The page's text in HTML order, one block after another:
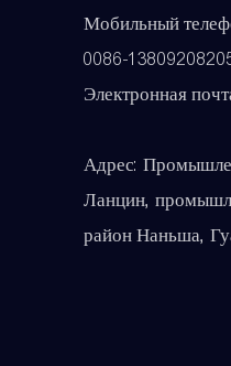
Мобильный
0086-
Электронная
Адрес:
Ланцин,
район Наньша,